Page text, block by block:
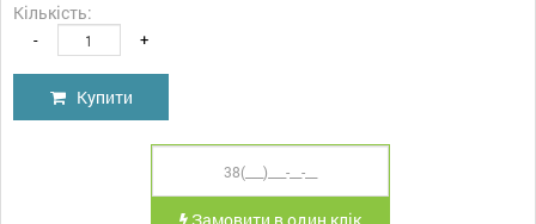
Кількість:
- +
Купити